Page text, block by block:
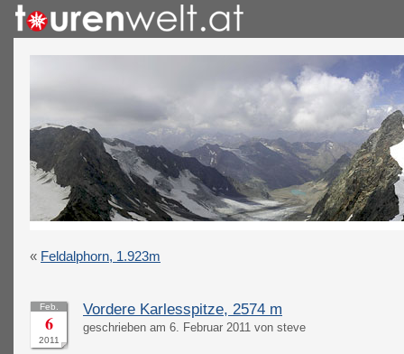
« Feldalphorn, 1.923m
Feb.
6
2011
Vordere Karlesspitze, 2574 m
geschrieben am 6. Februar 2011 von steve